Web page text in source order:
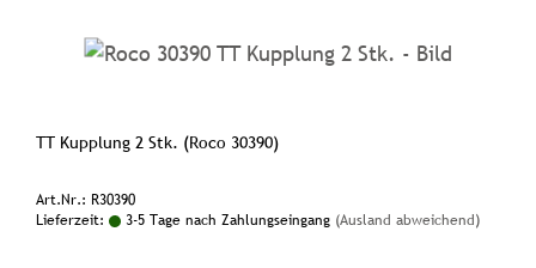
TT Kupplung 2 Stk. (Roco 30390)
Art.Nr.: R30390
Lieferzeit:
3-5 Tage nach Zahlungseingang (Ausland abweichend)